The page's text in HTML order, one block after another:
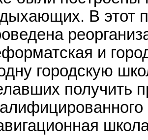
В этот
и
городскую
получить